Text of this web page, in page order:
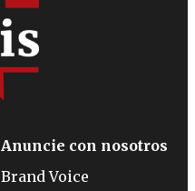
Anuncie con nosotros
Brand Voice